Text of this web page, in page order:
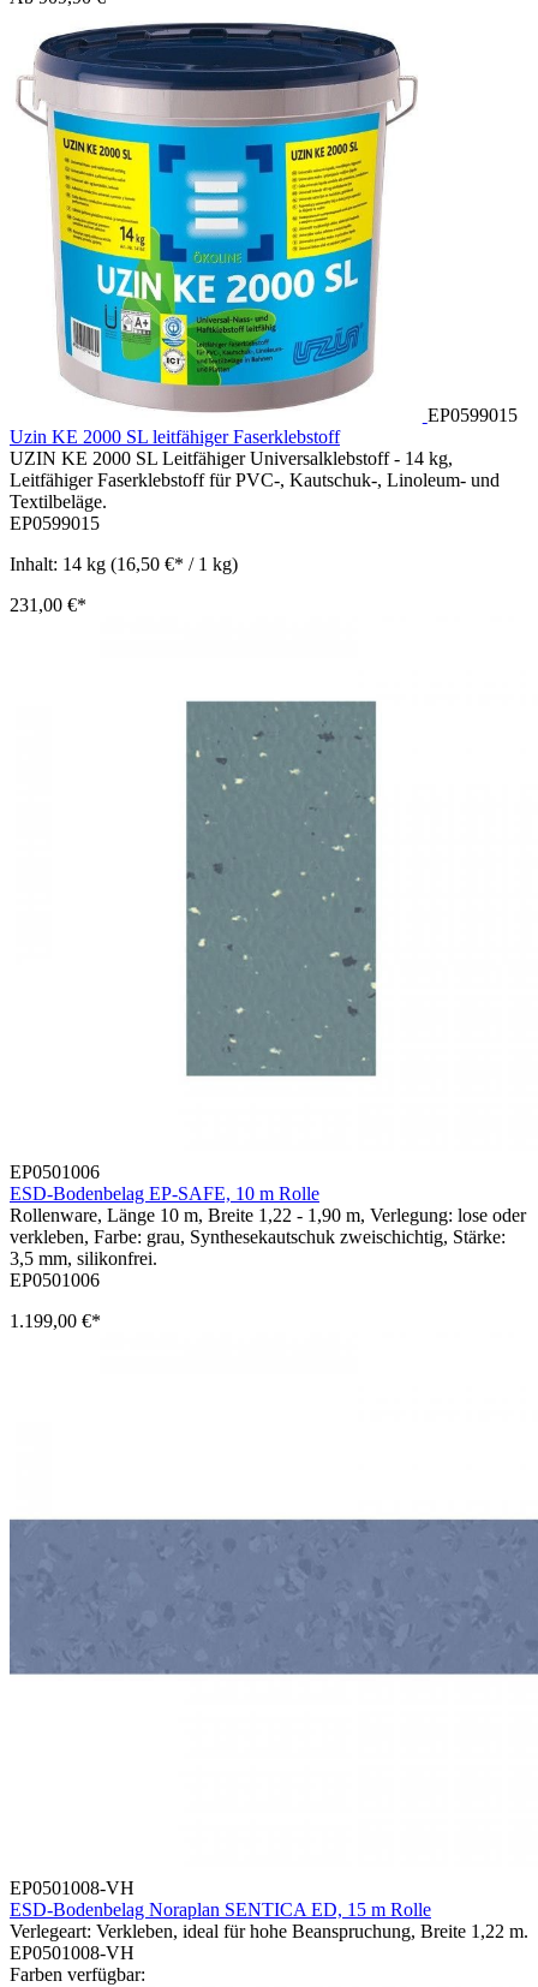
EP0599015
Uzin KE 2000 SL leitfähiger Faserklebstoff
UZIN KE 2000 SL Leitfähiger Universalklebstoff - 14 kg,
Leitfähiger Faserklebstoff für PVC-, Kautschuk-, Linoleum- und
Textilbeläge.
EP0599015
Inhalt: 14 kg (16,50 €* / 1 kg)
231,00 €*
EP0501006
ESD-Bodenbelag EP-SAFE, 10 m Rolle
Rollenware, Länge 10 m, Breite 1,22 - 1,90 m, Verlegung: lose oder
verkleben, Farbe: grau, Synthesekautschuk zweischichtig, Stärke:
3,5 mm, silikonfrei.
EP0501006
1.199,00 €*
EP0501008-VH
ESD-Bodenbelag Noraplan SENTICA ED, 15 m Rolle
Verlegeart: Verkleben, ideal für hohe Beanspruchung, Breite 1,22 m.
EP0501008-VH
Farben verfügbar: